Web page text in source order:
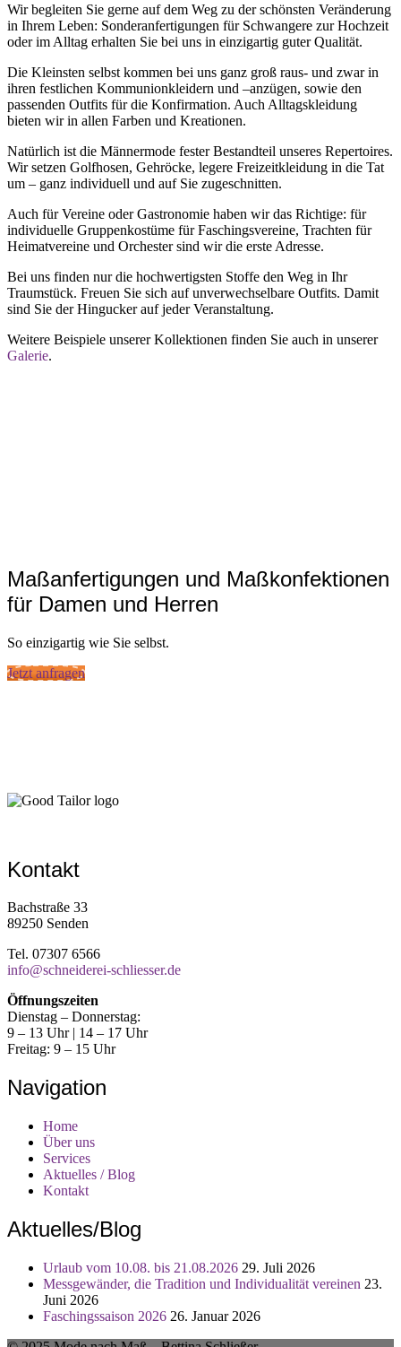
Wir begleiten Sie gerne auf dem Weg zu der schönsten Veränderung
in Ihrem Leben: Sonderanfertigungen für Schwangere zur Hochzeit
oder im Alltag erhalten Sie bei uns in einzigartig guter Qualität.
Die Kleinsten selbst kommen bei uns ganz groß raus- und zwar in
ihren festlichen Kommunionkleidern und –anzügen, sowie den
passenden Outfits für die Konfirmation. Auch Alltagskleidung
bieten wir in allen Farben und Kreationen.
Natürlich ist die Männermode fester Bestandteil unseres Repertoires.
Wir setzen Golfhosen, Gehröcke, legere Freizeitkleidung in die Tat
um – ganz individuell und auf Sie zugeschnitten.
Auch für Vereine oder Gastronomie haben wir das Richtige: für
individuelle Gruppenkostüme für Faschingsvereine, Trachten für
Heimatvereine und Orchester sind wir die erste Adresse.
Bei uns finden nur die hochwertigsten Stoffe den Weg in Ihr
Traumstück. Freuen Sie sich auf unverwechselbare Outfits. Damit
sind Sie der Hingucker auf jeder Veranstaltung.
Weitere Beispiele unserer Kollektionen finden Sie auch in unserer
Galerie.
Maßanfertigungen und Maßkonfektionen
für Damen und Herren
So einzigartig wie Sie selbst.
Jetzt anfragen
Kontakt
Bachstraße 33
89250 Senden
Tel. 07307 6566
info@schneiderei-schliesser.de
Öffnungszeiten
Dienstag – Donnerstag:
9 – 13 Uhr | 14 – 17 Uhr
Freitag: 9 – 15 Uhr
Navigation
Home
Über uns
Services
Aktuelles / Blog
Kontakt
Aktuelles/Blog
Urlaub vom 10.08. bis 21.08.2026 29. Juli 2026
Messgewänder, die Tradition und Individualität vereinen 23.
Juni 2026
Faschingssaison 2026 26. Januar 2026